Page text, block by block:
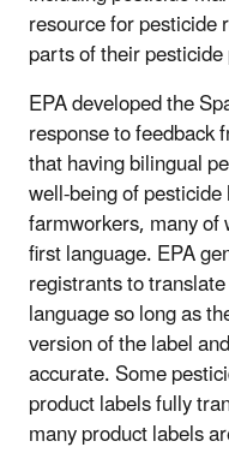
resource for
parts of their
EPA developed the
response to feedback
that having bilingual
well-being of
farmworkers, many of
first language. EPA
registrants to
language so long as
version of the label
accurate. Some
product labels fully
many product labels